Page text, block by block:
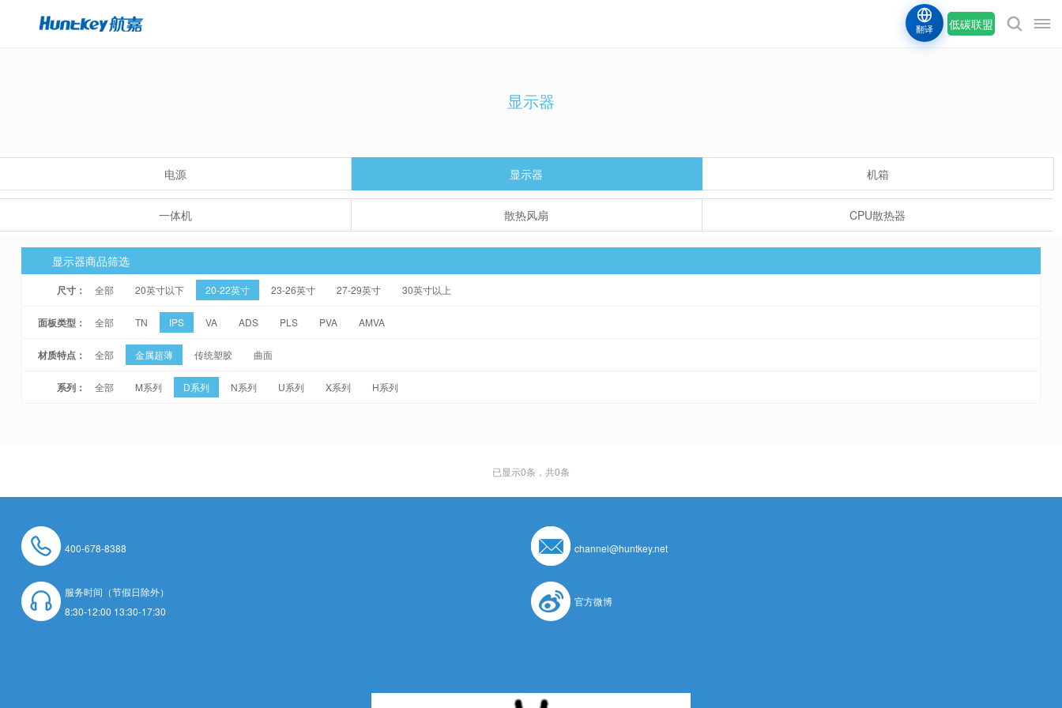
低碳联盟
翻译
显示器
电源 显示器 机箱
一体机 散热风扇 CPU散热器
显示器商品筛选
尺寸： 全部 20英寸以下 20-22英寸 23-26英寸 27-29英寸 30英寸以上
面板类型： 全部 TN IPS VA ADS PLS PVA AMVA
材质特点： 全部 金属超薄 传统塑胶 曲面
系列： 全部 M系列 D系列 N系列 U系列 X系列 H系列
已显示0条，共0条
400-678-8388 channel@huntkey.net
服务时间（节假日除外）
8:30-12:00 13:30-17:30
官方微博